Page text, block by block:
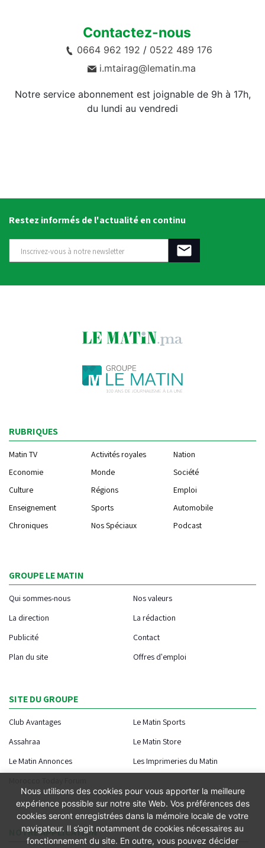
Contactez-nous
0664 962 192 / 0522 489 176
i.mtairag@lematin.ma
Notre service abonnement est joignable de 9h à 17h,
du lundi au vendredi
Restez informés de l'actualité en continu
RUBRIQUES
Matin TV Activités royales
Nation
Economie
Monde
Société
Culture
Régions
Emploi
Enseignement
Sports
Automobile
Chroniques
Nos Spéciaux Podcast
GROUPE LE MATIN
Qui sommes-nous
Nos valeurs
La direction
La rédaction
Publicité
Contact
Plan du site
Offres d'emploi
SITE DU GROUPE
Club Avantages
Le Matin Sports
Assahraa
Le Matin Store
Le Matin Annonces
Les Imprimeries du Matin
NOTRE APPLICATION
Nous utilisons des cookies pour vous apporter la meilleure
expérience possible sur notre site Web. Vos préférences des
cookies seront enregistrées dans la mémoire locale de votre
navigateur. Il s’agit notamment de cookies nécessaires au
fonctionnement du site. En outre, vous pouvez décider